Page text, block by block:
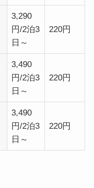
3,290
円/2泊3
日～
220円
3,490
円/2泊3
日～
220円
3,490
円/2泊3
日～
220円